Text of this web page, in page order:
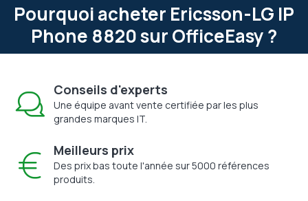
Pourquoi acheter Ericsson-LG IP
Phone 8820 sur OfficeEasy ?
Conseils d'experts
Une équipe avant vente certifiée par les plus
grandes marques IT.
Meilleurs prix
Des prix bas toute l'année sur 5000 références
produits.